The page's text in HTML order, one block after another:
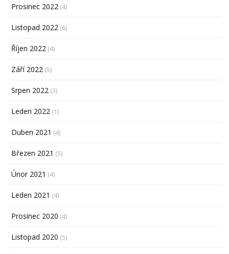
Prosinec 2022 (4)
Listopad 2022 (6)
Říjen 2022 (4)
Září 2022 (5)
Srpen 2022 (3)
Leden 2022 (1)
Duben 2021 (4)
Březen 2021 (5)
Únor 2021 (4)
Leden 2021 (4)
Prosinec 2020 (4)
Listopad 2020 (5)